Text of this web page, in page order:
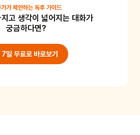
엉덩이를 맞대며 씰룩거리는 동작
을 바라보며 윙크를 하거나 손뼉을
평소 좋아하는 행동을 가지고 재미
보아요. 아이와 양육자 간의 유대
도움이 되는 활동이랍니다.
가 제안하는 독후 가이드
고 생각이 넓어지는 대화가
궁금하다면?
7일 무료로 바로보기